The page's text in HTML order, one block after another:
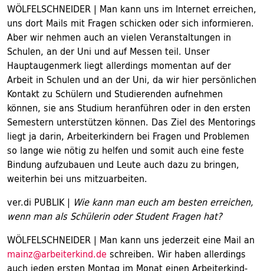
WÖLFELSCHNEIDER | Man kann uns im Internet erreichen,
uns dort Mails mit Fragen schicken oder sich informieren.
Aber wir nehmen auch an vielen Veranstaltungen in
Schulen, an der Uni und auf Messen teil. Unser
Hauptaugenmerk liegt allerdings momentan auf der
Arbeit in Schulen und an der Uni, da wir hier persönlichen
Kontakt zu Schülern und Studierenden aufnehmen
können, sie ans Studium heranführen oder in den ersten
Semestern unterstützen können. Das Ziel des Mentorings
liegt ja darin, Arbeiterkindern bei Fragen und Problemen
so lange wie nötig zu helfen und somit auch eine feste
Bindung aufzubauen und Leute auch dazu zu bringen,
weiterhin bei uns mitzuarbeiten.
ver.di PUBLIK | Wie kann man euch am besten erreichen,
wenn man als Schülerin oder Student Fragen hat?
WÖLFELSCHNEIDER | Man kann uns jederzeit eine Mail an
mainz@arbeiterkind.de schreiben. Wir haben allerdings